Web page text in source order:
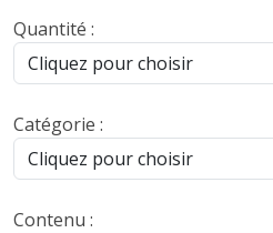
Quantité :
Catégorie :
Contenu :